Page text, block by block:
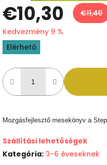
€10,30
€11,40
Kedvezmény 9 %
Egységár:
Elérhető
Mozgásfejlesztő mesekönyv a
Szállítási lehetőségek
Kategória: 3-6 éveseknek